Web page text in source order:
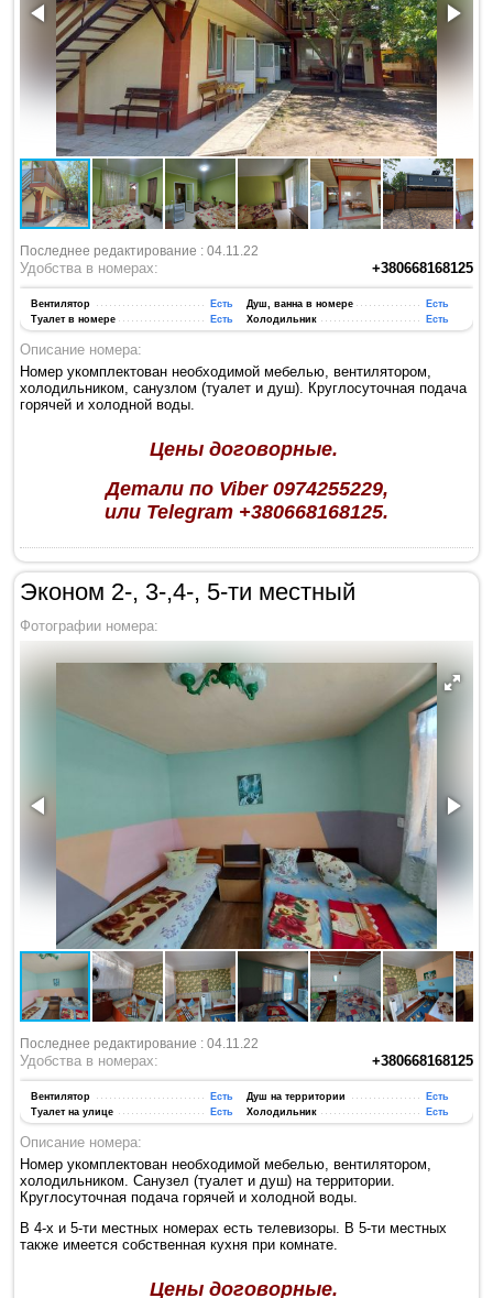
Последнее редактирование : 04.11.22
+380668168125
Удобства в номерах:
Вентилятор Есть Душ, ванна в номере
Есть
Туалет в номере
Есть Холодильник Есть
Описание номера:
Номер укомплектован необходимой мебелью, вентилятором,
холодильником, санузлом (туалет и душ). Круглосуточная подача
горячей и холодной воды.
Цены договорные.
Детали по Viber 0974255229,
или Telegram +380668168125.
Эконом 2-, 3-,4-, 5-ти местный
Фотографии номера:
Последнее редактирование : 04.11.22
+380668168125
Удобства в номерах:
Вентилятор Есть Душ на территории
Есть
Туалет на улице
Есть Холодильник Есть
Описание номера:
Номер укомплектован необходимой мебелью, вентилятором,
холодильником. Санузел (туалет и душ) на территории.
Круглосуточная подача горячей и холодной воды.
В 4-х и 5-ти местных номерах есть телевизоры. В 5-ти местных
также имеется собственная кухня при комнате.
Цены договорные.